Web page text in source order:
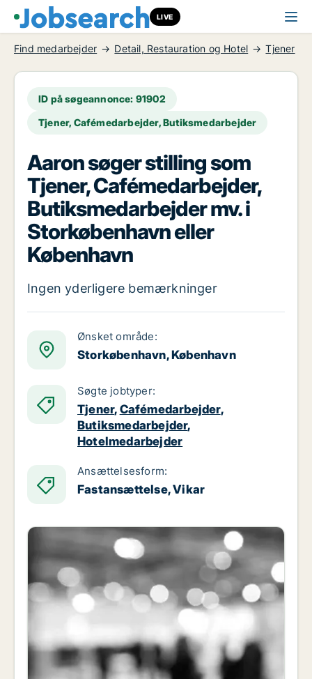
LIVE
Find medarbejder Detail, Restauration og Hotel Tjener
ID på søgeannonce: 91902
Tjener, Cafémedarbejder, Butiksmedarbejder
Aaron søger stilling som
Tjener, Cafémedarbejder,
Butiksmedarbejder mv. i
Storkøbenhavn eller
København
Ingen yderligere bemærkninger
Ønsket område:
Storkøbenhavn, København
Søgte jobtyper:
Tjener, Cafémedarbejder,
Butiksmedarbejder,
Hotelmedarbejder
Ansættelsesform:
Fastansættelse, Vikar